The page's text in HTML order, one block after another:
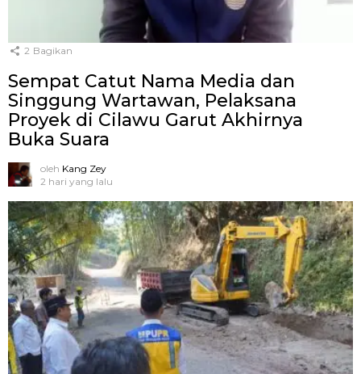
2 Bagikan
Sempat Catut Nama Media dan
Singgung Wartawan, Pelaksana
Proyek di Cilawu Garut Akhirnya
Buka Suara
oleh Kang Zey
2 hari yang lalu